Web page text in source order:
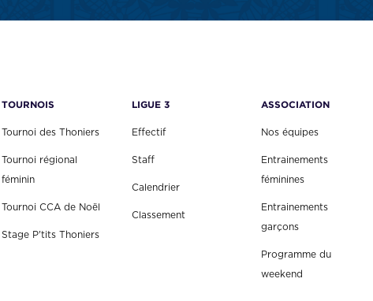
TOURNOIS
Tournoi des Thoniers
Tournoi régional
féminin
Tournoi CCA de Noël
Stage P'tits Thoniers
LIGUE 3
Effectif
Staff
Calendrier
Classement
ASSOCIATION
Nos équipes
Entrainements
féminines
Entrainements
garçons
Programme du
weekend